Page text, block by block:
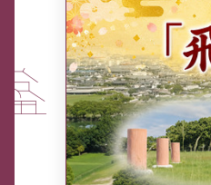
中東情勢や原油価格上昇の影響
を受ける中小企業向け相談窓口
について